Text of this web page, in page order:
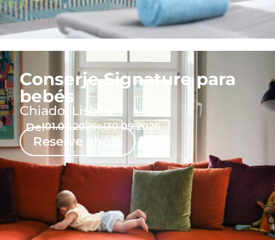
Conserje Signature para
bebés
Chiado, Lisboa
Reserve ahora
Del01.06.2026al30.09.2026